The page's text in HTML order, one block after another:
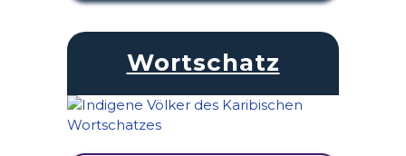
Wortschatz